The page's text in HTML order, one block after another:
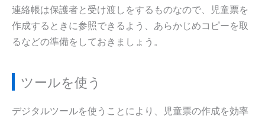
連絡帳は保護者と受け渡しをするものなので、児童票を
作成するときに参照できるよう、あらかじめコピーを取
るなどの準備をしておきましょう。
ツールを使う
デジタルツールを使うことにより、児童票の作成を効率